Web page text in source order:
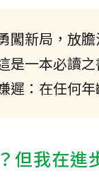
闖新局，放
是一本必讀
遲：在任何
但我在進